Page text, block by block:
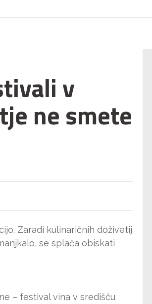
v
ne smete
Zaradi kulinaričnih doživetij
se splača obiskati
– festival vina v središču